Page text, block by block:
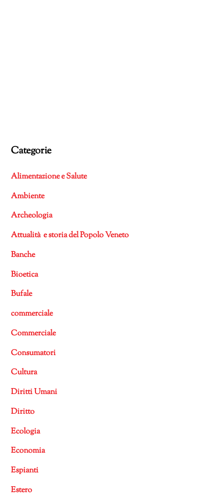
Categorie
Alimentazione e Salute
Ambiente
Archeologia
Attualità e storia del Popolo Veneto
Banche
Bioetica
Bufale
commerciale
Commerciale
Consumatori
Cultura
Diritti Umani
Diritto
Ecologia
Economia
Espianti
Estero